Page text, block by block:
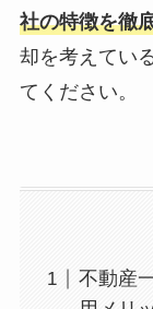
社の特徴を徹
却を考えてい
てください。
不動産